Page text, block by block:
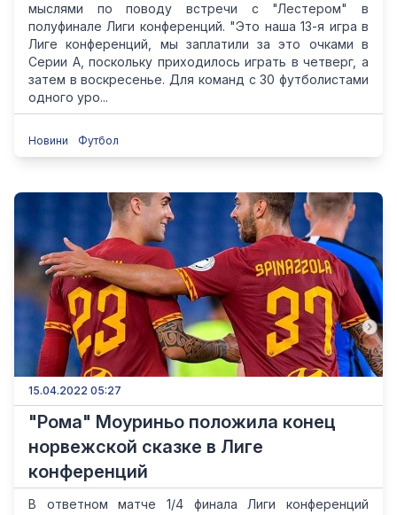
мыслями по поводу встречи с "Лестером" в
полуфинале Лиги конференций. "Это наша 13-я игра в
Лиге конференций, мы заплатили за это очками в
Серии А, поскольку приходилось играть в четверг, а
затем в воскресенье. Для команд с 30 футболистами
одного уро...
Новини Футбол
15.04.2022 05:27
"Рома" Моуриньо положила конец
норвежской сказке в Лиге
конференций
В ответном матче 1/4 финала Лиги конференций